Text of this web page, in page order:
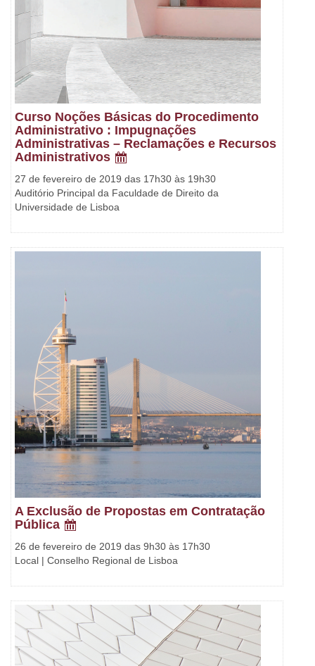
Curso Noções Básicas do Procedimento
Administrativo : Impugnações
Administrativas – Reclamações e Recursos
Administrativos
27 de fevereiro de 2019 das 17h30 às 19h30
Auditório Principal da Faculdade de Direito da
Universidade de Lisboa
A Exclusão de Propostas em Contratação
Pública
26 de fevereiro de 2019 das 9h30 às 17h30
Local | Conselho Regional de Lisboa